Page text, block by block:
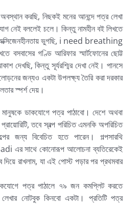
করছি, নিছকই মনের আনন্দে পত্র লেখা
নেই বললেই চলে। কিন্তু নামহীন বই লিখতে
অক্সিজেনহীনতায় ভুগছি, i need breathing
বসবাসের গণ্ডি আরিফার স্মার্টফোনের ছোট্ট
দেখছি, কিন্তু সূর্যরশ্মির দেখা নেই। পানসে
জন্যও একটা উপলক্ষ্য তৈরি করা দরকার
স্পর্শ দেয়।
ডাকযোগে পত্র পাঠাবো। দেশে অথবা
প্রায়োরিটি, তবে স্বল্প পরিচিত এমনকি অপরিচিত
জন্য বিবেচিত হতে পারেন। গল্পসারথি
সাথে কোনোরূপ আলোচনা ব্যতিরেকেই
দিয়ে রাখলাম, যা এই পোস্ট পড়ার পর প্রথমবার
পত্র পাঠালে ৭৯ জন কমপ্লিট করতে
নোটবুক কিনবো একটা। প্রতিটি পত্র